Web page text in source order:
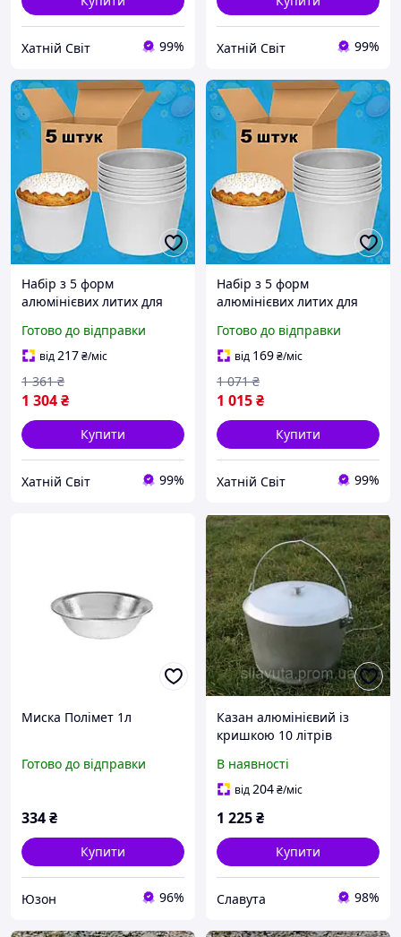
Хатній Світ 99% Хатній Світ 99%
Набір з 5 форм
алюмінієвих литих для
великодніх кулічів, хліба
та кексів з посиленим
бортиком по краю, 3 л
Готово до відправки
від217₴/міс
1 304₴
1 361 ₴
Купити
Хатній Світ 99%
Набір з 5 форм
алюмінієвих литих для
великодніх кулічів, хліба
та кексів з посиленим
бортиком по краю, 1 л
Готово до відправки
від 169₴/міс
1 015₴
1 071 ₴
Купити
Хатній Світ 99%
Миска Полімет 1л
Готово до відправки
334₴
Купити
Юзон 96%
Казан алюмінієвий із
кришкою 10 літрів
В наявності
від204₴/міс
1 225₴
Купити
Славута 98%